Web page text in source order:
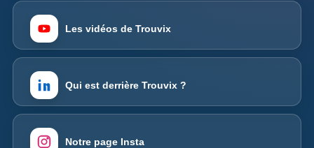
Les vidéos de Trouvix
Qui est derrière Trouvix ?
Notre page Insta